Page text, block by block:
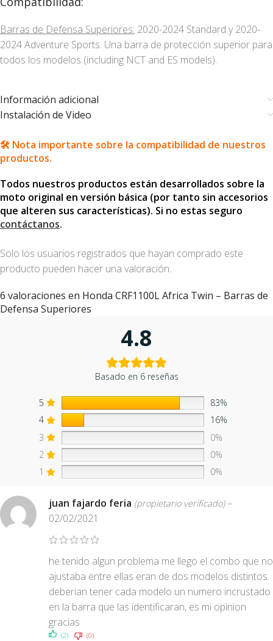
Barras de Defensa Superiores: 2020-2024 Standard y 2020-
2024 Adventure Sports. Una barra de protección superior para
todos los modelos (including NCT and ES models).
Información adicional
Instalación de Video
🛠️ Nota importante sobre la compatibilidad de nuestros
productos.
Todos nuestros productos están desarrollados sobre la
moto original en versión básica (por tanto sin accesorios
que alteren sus características). Si no estas seguro
contáctanos.
6 valoraciones en Honda CRF1100L Africa Twin – Barras de
Defensa Superiores
4.8
Basado en 6 reseñas
5
83%
4
16%
3
0%
2
0%
1
0%
juan fajardo feria (propietario verificado) –
02/02/2021
he tenido algun problema me llego el combo que no
ajustaba entre ellas eran de dos modelos distintos.
deberian tener cada modelo un numero incrustado
en la barra que las identificaran, es mi opinion
gracias
(2) (0)
Solo los usuarios registrados que hayan comprado este
producto pueden hacer una valoración.